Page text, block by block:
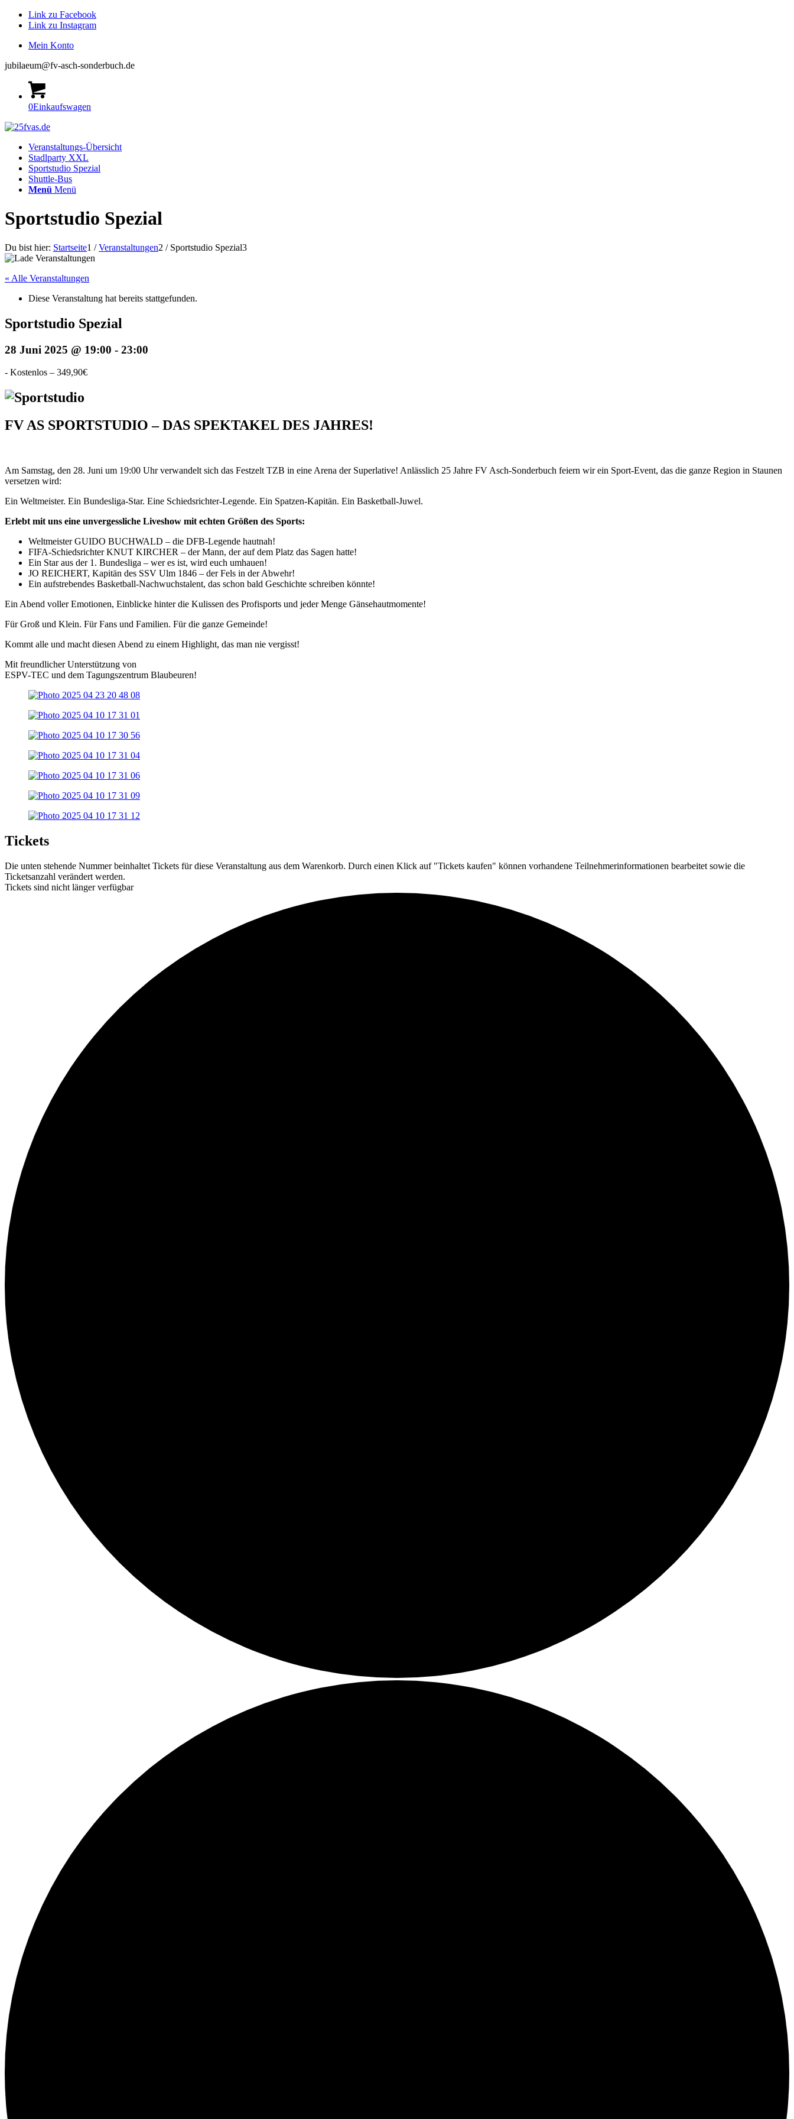
Link zu Facebook
Link zu Instagram
Mein Konto
jubilaeum@fv-asch-sonderbuch.de
0Einkaufswagen
Veranstaltungs-Übersicht
Stadlparty XXL
Sportstudio Spezial
Shuttle-Bus
Menü Menü
Sportstudio Spezial
Du bist hier: Startseite1 / Veranstaltungen2 / Sportstudio Spezial3
« Alle Veranstaltungen
Diese Veranstaltung hat bereits stattgefunden.
Sportstudio Spezial
28 Juni 2025 @ 19:00 - 23:00
- Kostenlos – 349,90€
FV AS SPORTSTUDIO – DAS SPEKTAKEL DES JAHRES!
Am Samstag, den 28. Juni um 19:00 Uhr verwandelt sich das Festzelt TZB in eine Arena der Superlative! Anlässlich 25 Jahre FV Asch-Sonderbuch feiern wir ein Sport-Event, das die ganze Region in Staunen
versetzen wird:
Ein Weltmeister. Ein Bundesliga-Star. Eine Schiedsrichter-Legende. Ein Spatzen-Kapitän. Ein Basketball-Juwel.
Erlebt mit uns eine unvergessliche Liveshow mit echten Größen des Sports:
Weltmeister GUIDO BUCHWALD – die DFB-Legende hautnah!
FIFA-Schiedsrichter KNUT KIRCHER – der Mann, der auf dem Platz das Sagen hatte!
Ein Star aus der 1. Bundesliga – wer es ist, wird euch umhauen!
JO REICHERT, Kapitän des SSV Ulm 1846 – der Fels in der Abwehr!
Ein aufstrebendes Basketball-Nachwuchstalent, das schon bald Geschichte schreiben könnte!
Ein Abend voller Emotionen, Einblicke hinter die Kulissen des Profisports und jeder Menge Gänsehautmomente!
Für Groß und Klein. Für Fans und Familien. Für die ganze Gemeinde!
Kommt alle und macht diesen Abend zu einem Highlight, das man nie vergisst!
Mit freundlicher Unterstützung von
ESPV-TEC und dem Tagungszentrum Blaubeuren!
Tickets
Die unten stehende Nummer beinhaltet Tickets für diese Veranstaltung aus dem Warenkorb. Durch einen Klick auf "Tickets kaufen" können vorhandene Teilnehmerinformationen bearbeitet sowie die
Ticketsanzahl verändert werden.
Tickets sind nicht länger verfügbar